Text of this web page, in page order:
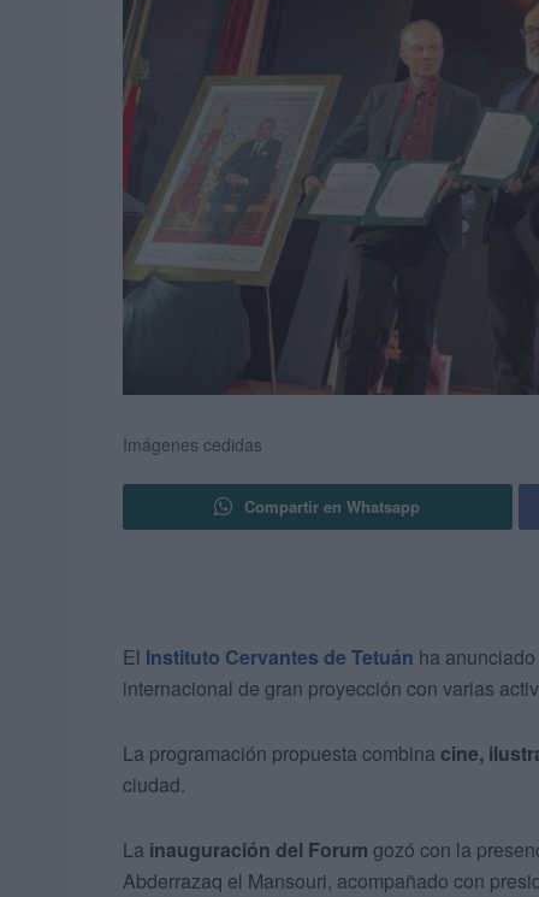
Imágenes cedidas
Compartir en Whatsapp
El Instituto Cervantes de Tetuán ha
internacional de gran proyección con varias
La programación propuesta combina cine,
ciudad.
La inauguración del Forum gozó con la
Abderrazaq el Mansouri, acompañado con